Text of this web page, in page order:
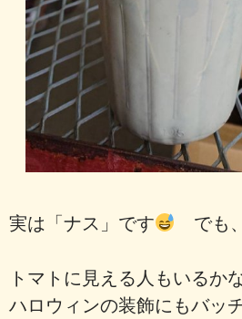
実は「ナス」です でも
トマトに見える人もいるか
ハロウィンの装飾にもバ